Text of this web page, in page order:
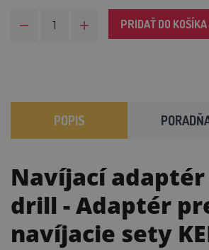
PRIDAŤ DO KOŠÍKA
POPIS
Navíjací adaptér
drill - Adaptér
navíjacie sety